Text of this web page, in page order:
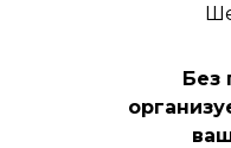
Без